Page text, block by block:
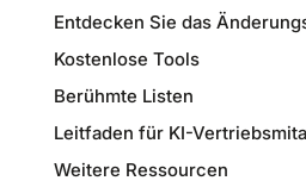
Entdecken Sie das
Kostenlose Tools
Berühmte Listen
Leitfaden für KI-
Weitere Ressourcen